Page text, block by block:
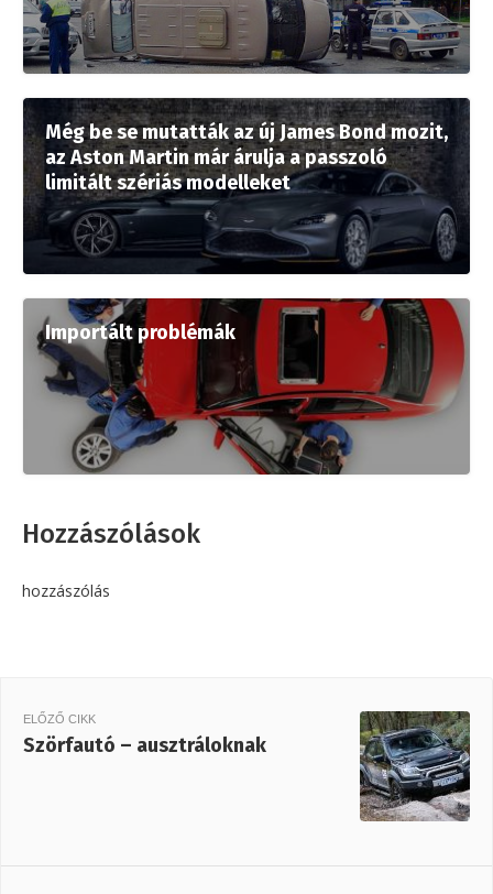
Még be se mutatták az új James Bond mozit,
az Aston Martin már árulja a passzoló
limitált szériás modelleket
Importált problémák
Hozzászólások
hozzászólás
ELŐZŐ CIKK
Szörfautó – ausztráloknak